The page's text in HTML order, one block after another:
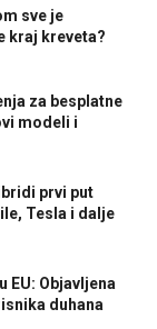
sve je
kraj kreveta?
za besplatne
modeli i
prvi put
Tesla i dalje
EU: Objavljena
duhana